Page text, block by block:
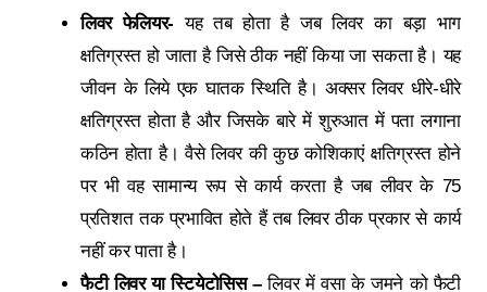
लिवर फेलियर- यह तब होता है जब लिवर का बड़ा भाग
क्षतिग्रस्‍त हो जाता है जिसे ठीक नहीं किया जा सकता है। यह
जीवन के लिये एक घातक स्थिति है। अक्‍सर लिवर धीरे-धीरे
क्षतिग्रस्‍त होता है और जिसके बारे में शुरुआत में पता लगाना
कठिन होता है। वैसे लिवर की कुछ कोशिकाएं क्षतिग्रस्‍त होने
पर भी वह सामान्‍य रूप से कार्य करता है जब लीवर के 75
प्रतिशत तक प्रभावित होते हैं तब लिवर ठीक प्रकार से कार्य
नहीं कर पाता है।
फैटी लिवर या स्‍टियेटोसिस –लिवर में वसा के जमने को फैटी